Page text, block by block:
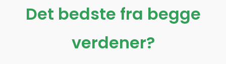
Det bedste fra begge
verdener?